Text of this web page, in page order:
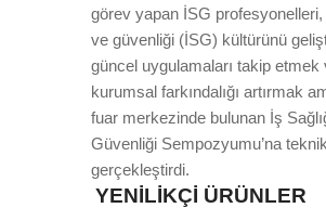
görev yapan İSG profesyonelleri,
ve güvenliği (İSG) kültürünü
güncel uygulamaları takip etmek
kurumsal farkındalığı artırmak
fuar merkezinde bulunan İş
Güvenliği Sempozyumu’na
gerçekleştirdi.
YENİLİKÇİ ÜRÜNLER